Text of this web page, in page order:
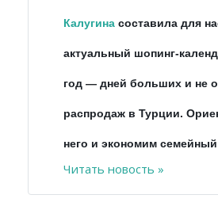
Калугина составила для
актуальный шопинг-
год — дней больших и не
распродаж в Турции.
него и экономим
Читать новость »